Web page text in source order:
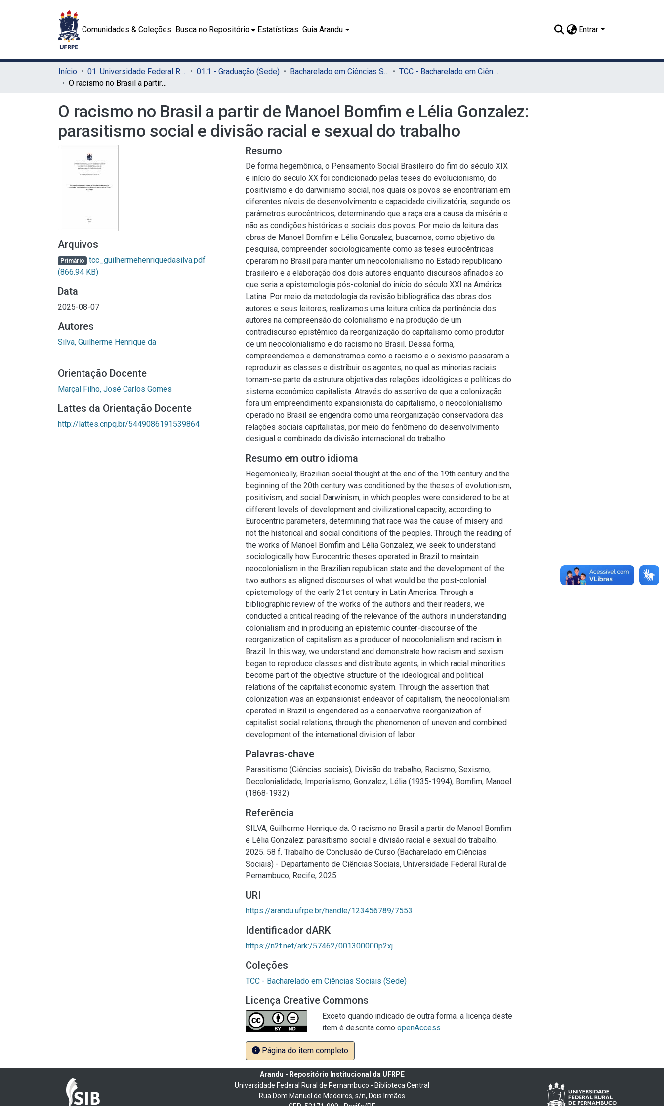
Comunidades & Coleções Busca no Repositório Estatísticas Guia Arandu Entrar
Início 01. Universidade Federal Rural de Pernambuco - UFRPE (Sede) 01.1 - Graduação (Sede) Bacharelado em Ciências Sociais (Sede)
TCC - Bacharelado em Ciências Sociais (Sede)
O racismo no Brasil a partir de Manoel Bomfim e Lélia Gonzalez: parasitismo social e divisão racial e sexual do trabalho
O racismo no Brasil a partir de Manoel Bomfim e Lélia Gonzalez:
parasitismo social e divisão racial e sexual do trabalho
Arquivos
Primário tcc_guilhermehenriquedasilva.pdf
(866.94 KB)
Data
2025-08-07
Autores
Silva, Guilherme Henrique da
Orientação Docente
Marçal Filho, José Carlos Gomes
Lattes da Orientação Docente
http://lattes.cnpq.br/5449086191539864
Resumo
De forma hegemônica, o Pensamento Social Brasileiro do fim do século XIX
e início do século XX foi condicionado pelas teses do evolucionismo, do
positivismo e do darwinismo social, nos quais os povos se encontrariam em
diferentes níveis de desenvolvimento e capacidade civilizatória, segundo os
parâmetros eurocêntricos, determinando que a raça era a causa da miséria e
não as condições históricas e sociais dos povos. Por meio da leitura das
obras de Manoel Bomfim e Lélia Gonzalez, buscamos, como objetivo da
pesquisa, compreender sociologicamente como as teses eurocêntricas
operaram no Brasil para manter um neocolonialismo no Estado republicano
brasileiro e a elaboração dos dois autores enquanto discursos afinados ao
que seria a epistemologia pós-colonial do início do século XXI na América
Latina. Por meio da metodologia da revisão bibliográfica das obras dos
autores e seus leitores, realizamos uma leitura crítica da pertinência dos
autores na compreensão do colonialismo e na produção de um
contradiscurso epistêmico da reorganização do capitalismo como produtor
de um neocolonialismo e do racismo no Brasil. Dessa forma,
compreendemos e demonstramos como o racismo e o sexismo passaram a
reproduzir as classes e distribuir os agentes, no qual as minorias raciais
tornam-se parte da estrutura objetiva das relações ideológicas e políticas do
sistema econômico capitalista. Através do assertivo de que a colonização
fora um empreendimento expansionista do capitalismo, o neocolonialismo
operado no Brasil se engendra como uma reorganização conservadora das
relações sociais capitalistas, por meio do fenômeno do desenvolvimento
desigual e combinado da divisão internacional do trabalho.
Resumo em outro idioma
Hegemonically, Brazilian social thought at the end of the 19th century and the
beginning of the 20th century was conditioned by the theses of evolutionism,
positivism, and social Darwinism, in which peoples were considered to be at
different levels of development and civilizational capacity, according to
Eurocentric parameters, determining that race was the cause of misery and
not the historical and social conditions of the peoples. Through the reading of
the works of Manoel Bomfim and Lélia Gonzalez, we seek to understand
sociologically how Eurocentric theses operated in Brazil to maintain
neocolonialism in the Brazilian republican state and the development of the
two authors as aligned discourses of what would be the post-colonial
epistemology of the early 21st century in Latin America. Through a
bibliographic review of the works of the authors and their readers, we
conducted a critical reading of the relevance of the authors in understanding
colonialism and in producing an epistemic counter-discourse of the
reorganization of capitalism as a producer of neocolonialism and racism in
Brazil. In this way, we understand and demonstrate how racism and sexism
began to reproduce classes and distribute agents, in which racial minorities
become part of the objective structure of the ideological and political
relations of the capitalist economic system. Through the assertion that
colonization was an expansionist endeavor of capitalism, the neocolonialism
operated in Brazil is engendered as a conservative reorganization of
capitalist social relations, through the phenomenon of uneven and combined
development of the international division of labor.
Palavras-chave
Parasitismo (Ciências sociais); Divisão do trabalho; Racismo; Sexismo;
Decolonialidade; Imperialismo; Gonzalez, Lélia (1935-1994); Bomfim, Manoel
(1868-1932)
Referência
SILVA, Guilherme Henrique da. O racismo no Brasil a partir de Manoel Bomfim
e Lélia Gonzalez: parasitismo social e divisão racial e sexual do trabalho.
2025. 58 f. Trabalho de Conclusão de Curso (Bacharelado em Ciências
Sociais) - Departamento de Ciências Sociais, Universidade Federal Rural de
Pernambuco, Recife, 2025.
URI
https://arandu.ufrpe.br/handle/123456789/7553
Identificador dARK
https://n2t.net/ark:/57462/001300000p2xj
Coleções
TCC - Bacharelado em Ciências Sociais (Sede)
Licença Creative Commons
Exceto quando indicado de outra forma, a licença deste
item é descrita como openAccess
Página do item completo
Arandu - Repositório Institucional da UFRPE
Universidade Federal Rural de Pernambuco - Biblioteca Central
Rua Dom Manuel de Medeiros, s/n, Dois Irmãos